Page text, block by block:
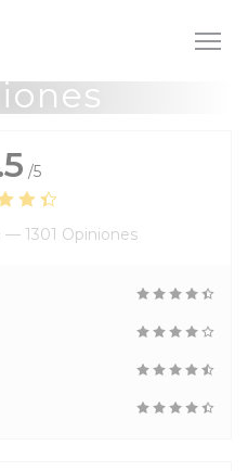
de cookies
/5
— 1301 Opiniones